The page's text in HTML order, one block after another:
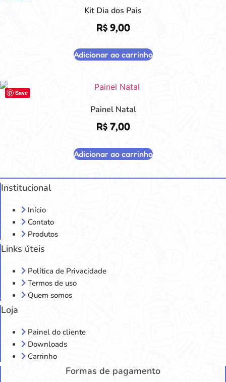
Kit Dia dos Pais
R$9,00
Adicionar ao carrinho
Save
Painel Natal
R$7,00
Adicionar ao carrinho
Institucional
Início
Contato
Produtos
Links úteis
Política de Privacidade
Termos de uso
Quem somos
Loja
Painel do cliente
Downloads
Carrinho
Formas de pagamento